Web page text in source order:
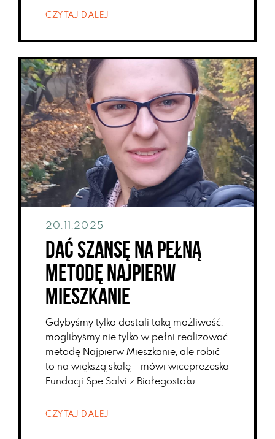
CZYTAJ DALEJ
20.11.2025
Dać szansę na pełną
metodę Najpierw
Mieszkanie
Gdybyśmy tylko dostali taką możliwość,
moglibyśmy nie tylko w pełni realizować
metodę Najpierw Mieszkanie, ale robić
to na większą skalę – mówi wiceprezeska
Fundacji Spe Salvi z Białegostoku.
CZYTAJ DALEJ